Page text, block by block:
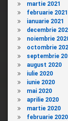
martie 2021
februarie 2021
ianuarie 2021
decembrie
noiembrie
octombrie
septembrie
august 2020
iulie 2020
iunie 2020
mai 2020
aprilie 2020
martie 2020
februarie 2020